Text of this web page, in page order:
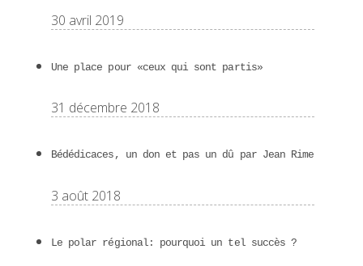
30 avril 2019
Une place pour «ceux qui sont partis»
31 décembre 2018
Bédédicaces, un don et pas un dû par Jean Rime
3 août 2018
Le polar régional: pourquoi un tel succès ?